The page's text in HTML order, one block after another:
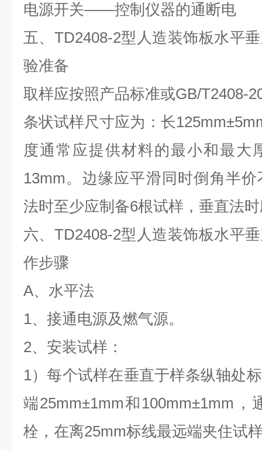
电源开关——控制仪器的通断电
五、 TD2408-2型人造装饰板水平
验准备
取样应按照产品标准或GB/T2408-
条状试样尺寸应为：长
度通常应提供材料的最小和最大
13mm。边缘应平滑同时倒角半
法时至少应制备6根试样，垂直法
六、 TD2408-2型人造装饰板水平
作步骤
A、水平法
1、接通电源及燃气源。
2、安装试样：
1）每个试样在垂直于样条纵轴处
端25mm±1mm和100mm±1mm
栓，在离25mm标线最远端夹住试